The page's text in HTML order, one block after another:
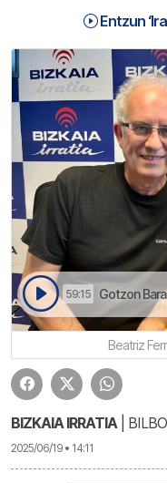
Entzun
59:15 Gotzon
Beatriz
BIZKAIA IRRATIA | BILBO
2025/06/19 • 14:11